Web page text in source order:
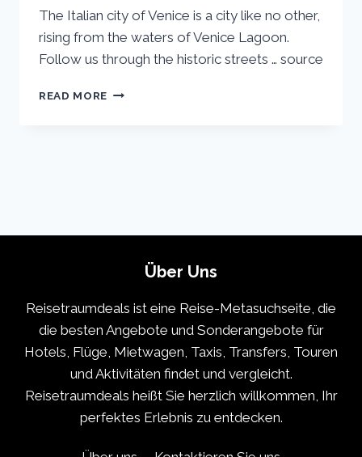
The Italian city of Venice is a city like no other,
rising from the waters of Venice Lagoon.
Follow us through the historic streets … source
READ MORE VENICE
Über Uns
Reisetraumdeals ist eine Reise-Metasuchseite, die
die besten Angebote und Sonderangebote für
Hotels, Flüge, Mietwagen, Taxis, Transfers, Touren
und Aktivitäten findet und vergleicht.
Reisetraumdeals heißt Sie herzlich willkommen, Ihr
perfektes Erlebnis zu entdecken.